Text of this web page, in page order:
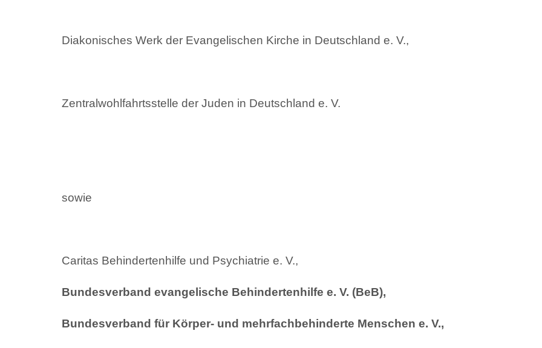
Diakonisches Werk der Evangelischen Kirche in Deutschland e. V.,
Zentralwohlfahrtsstelle der Juden in Deutschland e. V.
sowie
Caritas Behindertenhilfe und Psychiatrie e. V.,
Bundesverband evangelische Behindertenhilfe e. V. (BeB),
Bundesverband für Körper- und mehrfachbehinderte Menschen e. V.,